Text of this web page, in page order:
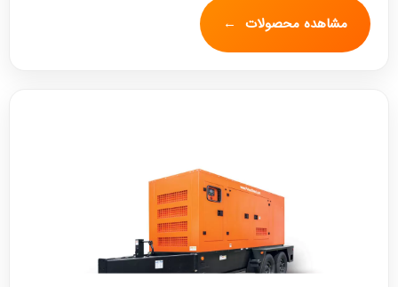
مشاهده محصولات